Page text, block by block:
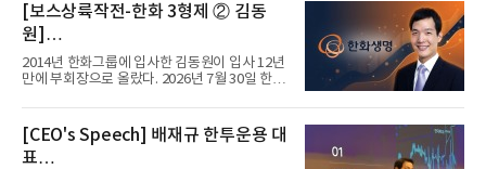
[보스상륙작전-한화 3형제 ② 김동
원]
입사 12년 만에 금융계열 수장 등극
2014년 한화그룹에 입사한 김동원이 입사 12년
만에 부회장으로 올랐다. 2026년 7월 30일 한화
[CEO's Speech] 배재규 한투운용 대
표